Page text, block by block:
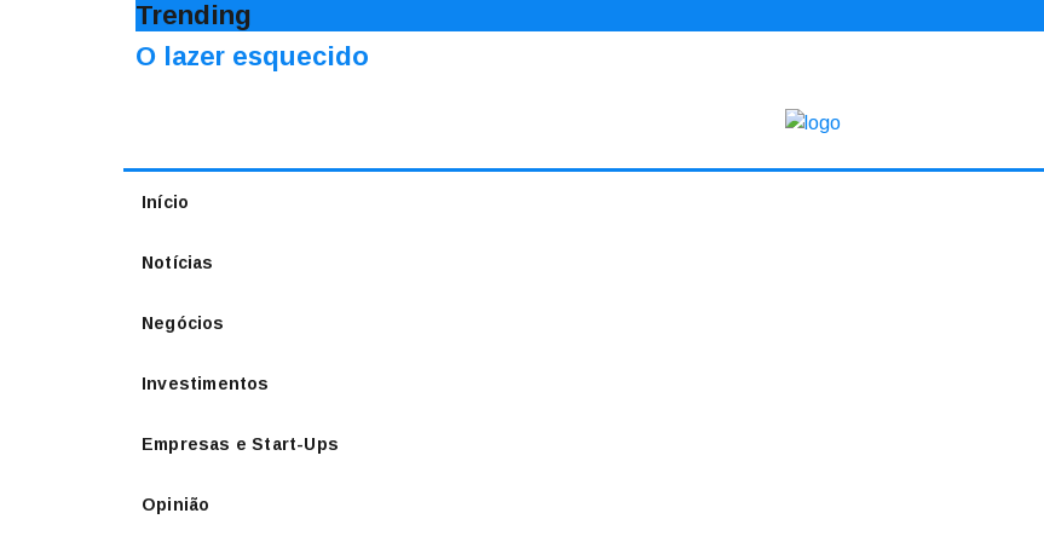
Trending
O lazer esquecido
Início
Notícias
Negócios
Investimentos
Empresas e Start-Ups
Opinião